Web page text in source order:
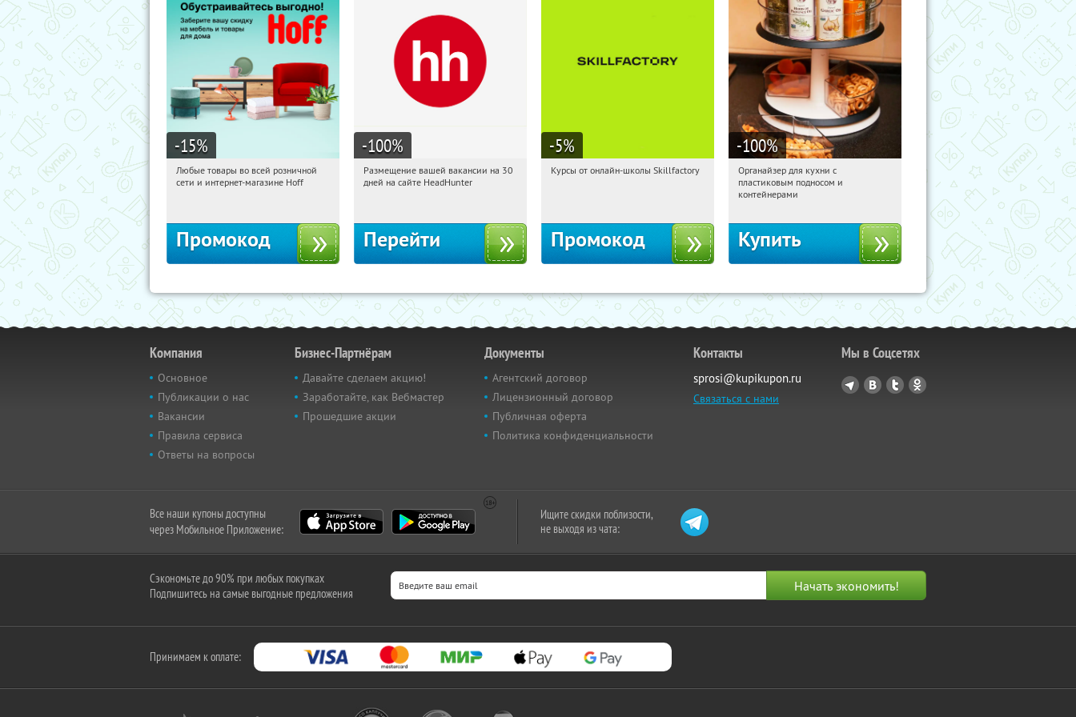
-15%
10:06:04 Получили:
Любые товары во всей розничной
сети и интернет-магазине Hoff
Промокод
-100%
10:06:04 Получили:
Размещение вашей вакансии на 30
дней на сайте HeadHunter
Перейти
-5%
10:06:04
Получи первым!
Курсы от онлайн-школы Skillfactory
Промокод
-100%
10:06:04 Получили:
Россия
Органайзер для кухни с
пластиковым подносом и
контейнерами
Купить
Компания
Основное
Публикации о нас
Вакансии
Правила сервиса
Ответы на вопросы
Бизнес-Партнёрам
Давайте сделаем акцию!
Заработайте, как Вебмастер
Прошедшие акции
Документы
Агентский договор
Лицензионный договор
Публичная оферта
Политика конфиденциальности
Контакты
sprosi@kupikupon.ru
Связаться с нами
Мы в Соцсетях
Все наши купоны доступны
через Мобильное Приложение:
Ищите скидки поблизости,
не выходя из чата:
Сэкономьте до 90% при любых покупках
Подпишитесь на самые выгодные предложения
Принимаем к оплате: